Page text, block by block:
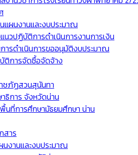
แผนงานและงบประมาณ
นวปฏิบัติการดำเนินการงานการเงิน
ารดำเนินการขออนุมัติงบประมาณ
ติการจัดซื้อจัดจ้าง
ชภัฏสวนสุนันทา
ธิการ จังหวัดน่าน
นที่การศึกษามัธยมศึกษา น่าน
สาร
นงานและงบประมาณ